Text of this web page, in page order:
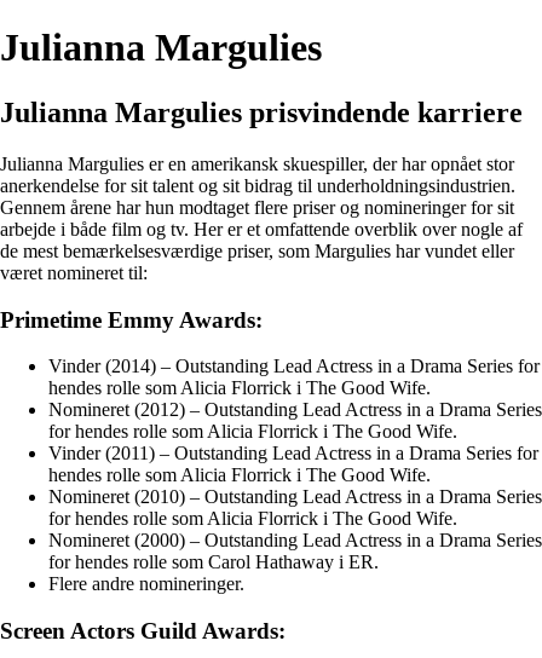
Julianna Margulies
Julianna Margulies prisvindende karriere
Julianna Margulies er en amerikansk skuespiller, der har opnået stor
anerkendelse for sit talent og sit bidrag til underholdningsindustrien.
Gennem årene har hun modtaget flere priser og nomineringer for sit
arbejde i både film og tv. Her er et omfattende overblik over nogle af
de mest bemærkelsesværdige priser, som Margulies har vundet eller
været nomineret til:
Primetime Emmy Awards:
Vinder (2014) – Outstanding Lead Actress in a Drama Series for
hendes rolle som Alicia Florrick i The Good Wife.
Nomineret (2012) – Outstanding Lead Actress in a Drama Series
for hendes rolle som Alicia Florrick i The Good Wife.
Vinder (2011) – Outstanding Lead Actress in a Drama Series for
hendes rolle som Alicia Florrick i The Good Wife.
Nomineret (2010) – Outstanding Lead Actress in a Drama Series
for hendes rolle som Alicia Florrick i The Good Wife.
Nomineret (2000) – Outstanding Lead Actress in a Drama Series
for hendes rolle som Carol Hathaway i ER.
Flere andre nomineringer.
Screen Actors Guild Awards: